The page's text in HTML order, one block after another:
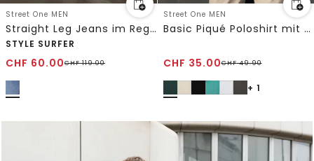
Street One MEN
Straight Leg Jeans im Regular Fit
STYLE SURFER
CHF 60.00CHF119.00
Street One MEN
Basic Piqué Poloshirt mit Kontrastdetail
CHF 35.00CHF49.90
+ 1